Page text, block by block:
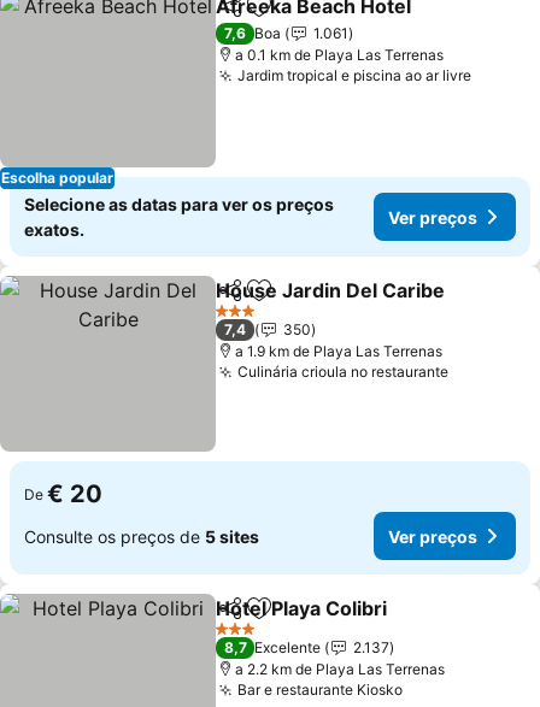
Escolha popular
PartilharAdicionar aos favoritos
Afreeka Beach Hotel
7,6 Boa
1.061
a 0.1 km de Playa Las Terrenas
Jardim tropical e piscina ao ar livreVer
Selecione as datas para ver os preços
exatos.
Ver preços
PartilharAdicionar aos favoritos
House Jardin Del Caribe
3 Estrelas
7,4
350
a 1.9 km de Playa Las Terrenas
Culinária crioula no restauranteVer
De € 20
Consulte os preços de 5 sites Ver preços
PartilharAdicionar aos favoritos
Hotel Playa Colibri
3 Estrelas
8,7 Excelente
2.137
a 2.2 km de Playa Las Terrenas
Bar e restaurante KioskoVer preços